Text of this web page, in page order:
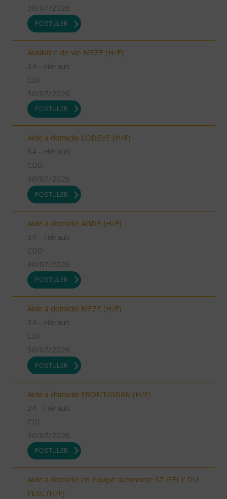
30/07/2026
POSTULER
Auxiliaire de vie MEZE (H/F)
34 - Hérault
CDI
30/07/2026
POSTULER
Aide à domicile LODEVE (H/F)
34 - Hérault
CDD
30/07/2026
POSTULER
Aide à domicile AGDE (H/F)
34 - Hérault
CDD
30/07/2026
POSTULER
Aide à domicile MEZE (H/F)
34 - Hérault
CDI
30/07/2026
POSTULER
Aide à domicile FRONTIGNAN (H/F)
34 - Hérault
CDI
30/07/2026
POSTULER
Aide à domicile en équipe autonome ST GELY DU
FESC (H/F)